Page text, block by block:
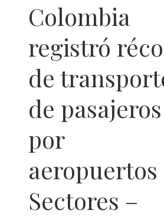
Colombia
registró
de
de pasajeros
por
aeropuertos
Sectores –